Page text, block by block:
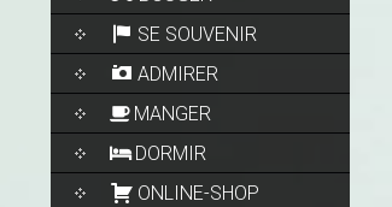
SE SOUVENIR
ADMIRER
MANGER
DORMIR
ONLINE-SHOP